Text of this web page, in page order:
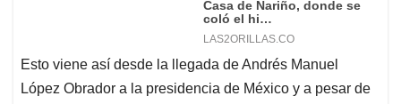
Esto viene así desde la llegada de Andrés Manuel
López Obrador a la presidencia de México y a pesar de